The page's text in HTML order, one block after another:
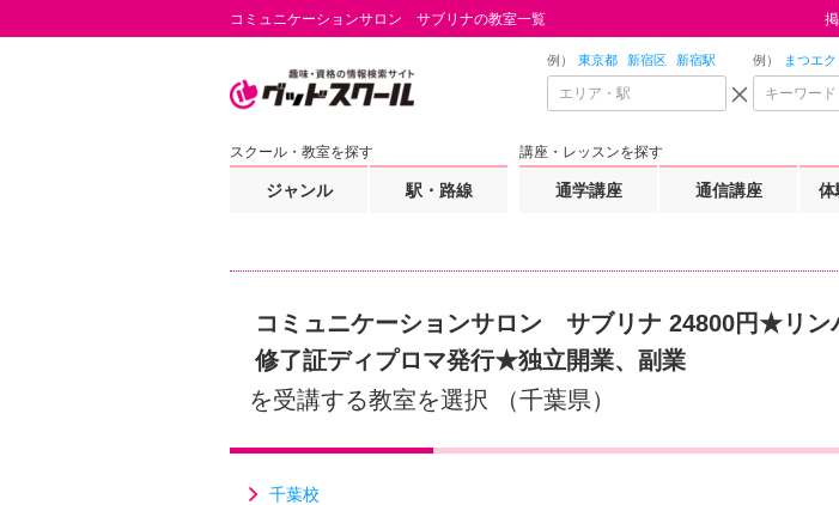
コミュニケーションサロン サブリナの教室一覧
例） 東京都 新宿区 新宿駅 例） まつエク
スクール・教室を探す
ジャンル 駅・路線
講座・レッスンを探す
通学講座 通信講座 体
コミュニケーションサロン サブリナ 24800円★リ
修了証ディプロマ発行★独立開業、副業
を受講する教室を選択 （千葉県）
千葉校